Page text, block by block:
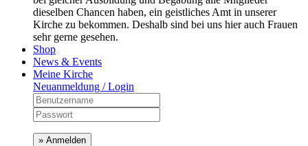
dieselben Chancen haben, ein geistliches Amt in unserer
Kirche zu bekommen. Deshalb sind bei uns hier auch Frauen
sehr gerne gesehen.
Shop
News & Events
Meine Kirche
Neuanmeldung / Login
» Anmelden